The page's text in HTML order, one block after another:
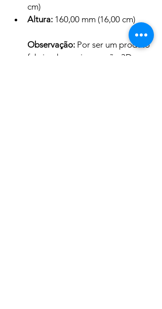
cm)
Altura: 160,00 mm (16,00 cm)
Observação: Por ser um produto
fabricado por impressão 3D,